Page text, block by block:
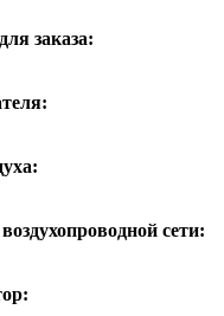
заказа:
сети: